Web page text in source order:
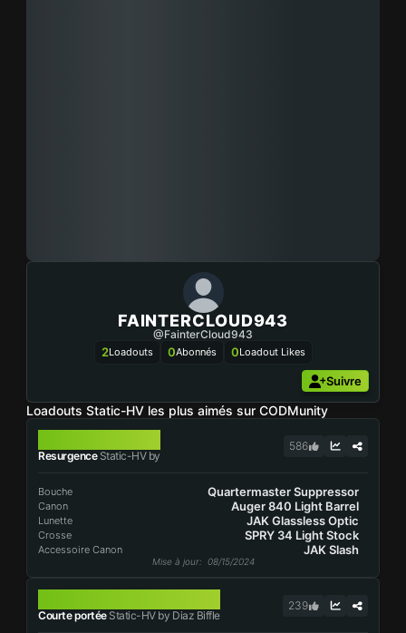
FAINTERCLOUD943
@FainterCloud943
2Loadouts 0Abonnés 0Loadout Likes
Suivre
Loadouts Static-HV les plus aimés sur CODMunity
ResurgenceStatic-HV by
586
Bouche Quartermaster Suppressor
Canon Auger 840 Light Barrel
Lunette JAK Glassless Optic
Crosse SPRY 34 Light Stock
Accessoire Canon JAK Slash
Mise à jour: 08/15/2024
Courte portéeStatic-HV by Diaz Biffle
239